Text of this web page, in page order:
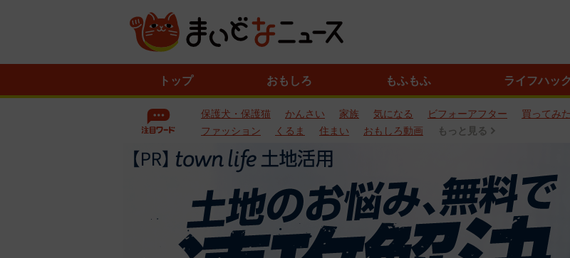
トップ おもしろ もふもふ ライフハック
保護犬・保護猫 かんさい 家族 気になる ビフォーアフター 買ってみ
ファッション
くるま 住まい おもしろ動画 もっと見る